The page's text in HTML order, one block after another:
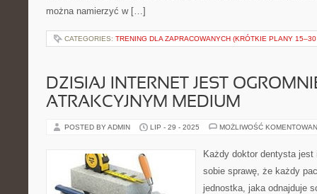
można namierzyć w […]
CATEGORIES: TRENING DLA ZAPRACOWANYCH (KRÓTKIE PLANY
DZISIAJ INTERNET JEST
ATRAKCYJNYM MEDIUM
POSTED BY ADMIN LIP - 29 - 2025 MOŻLIWOŚĆ
Każdy doktor dentysta
sobie sprawę, że każdy
jednostka, jaka odnajduje